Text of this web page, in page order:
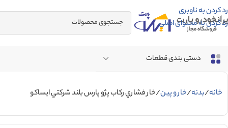
رد کردن به ناوبری
رد کردن به محتوای اصلی
دستی بندی قطعات
خانه بدنه خار و پین خار فشاري رکاب پژو پارس بلند شرکتي ایساکو